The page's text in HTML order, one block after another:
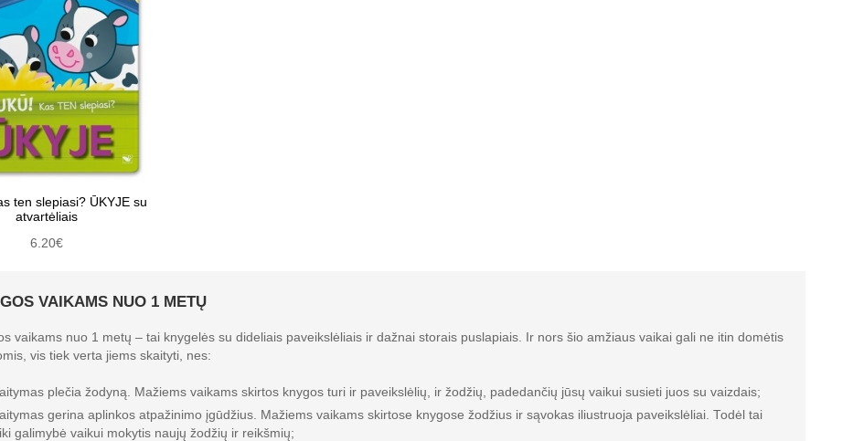
ten slepiasi? ŪKYJE su
atvartėliais
6.20€
VAIKAMS NUO 1 METŲ
vaikams nuo 1 metų – tai knygelės su dideliais paveikslėliais ir dažnai storais puslapiais. Ir nors šio amžiaus vaikai gali ne itin domėtis
vis tiek verta jiems skaityti, nes:
plečia žodyną. Mažiems vaikams skirtos knygos turi ir paveikslėlių, ir žodžių, padedančių jūsų vaikui susieti juos su vaizdais;
gerina aplinkos atpažinimo įgūdžius. Mažiems vaikams skirtose knygose žodžius ir sąvokas iliustruoja paveikslėliai. Todėl tai
galimybė vaikui mokytis naujų žodžių ir reikšmių;